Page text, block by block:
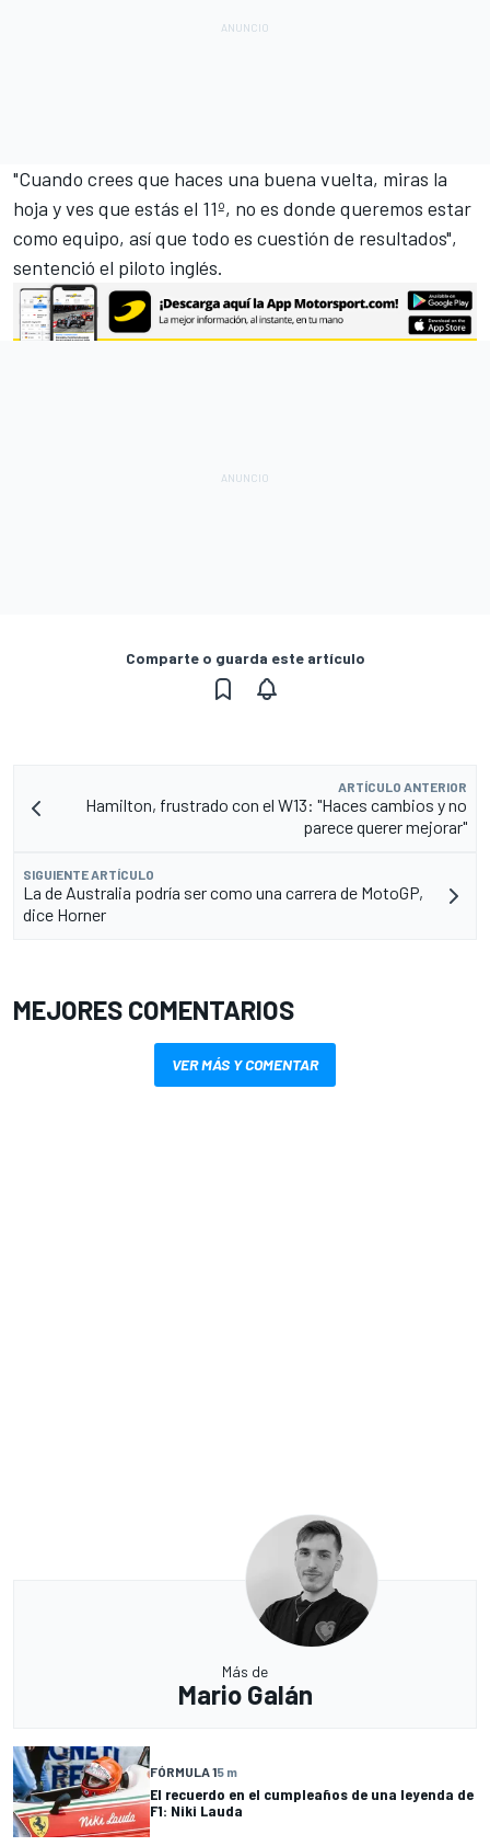
"Cuando crees que haces una buena vuelta, miras la
hoja y ves que estás el 11º, no es donde queremos estar
como equipo, así que todo es cuestión de resultados",
sentenció el piloto inglés.
Comparte o guarda este artículo
ARTÍCULO ANTERIOR
Hamilton, frustrado con el W13: "Haces cambios y no
parece querer mejorar"
SIGUIENTE ARTÍCULO
La de Australia podría ser como una carrera de MotoGP,
dice Horner
MEJORES COMENTARIOS
VER MÁS Y COMENTAR
Más de
Mario Galán
FÓRMULA 15 m
El recuerdo en el cumpleaños de una leyenda de
F1: Niki Lauda